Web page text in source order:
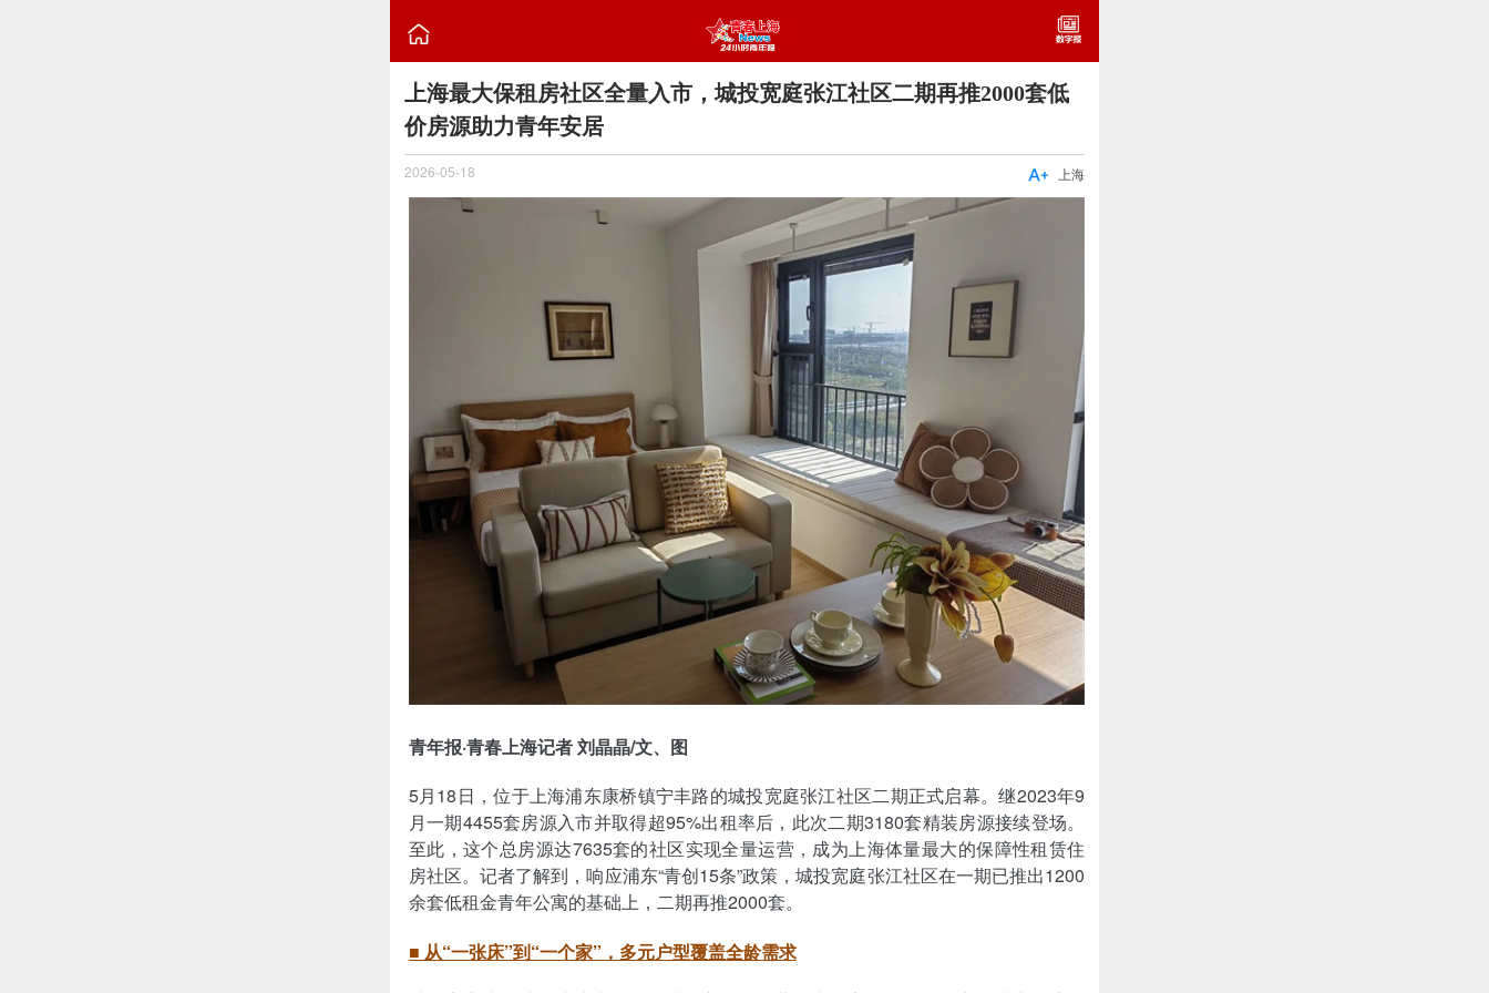

上海最大保租房社区全量入市，城投宽庭张江社区二期再推2000套低
价房源助力青年安居
2026-05-18 上海

青年报·青春上海记者 刘晶晶/文、图
5月18日，位于上海浦东康桥镇宁丰路的城投宽庭张江社区二期正式启幕。继2023年9
月一期4455套房源入市并取得超95%出租率后，此次二期3180套精装房源接续登场。
至此，这个总房源达7635套的社区实现全量运营，成为上海体量最大的保障性租赁住
房社区。记者了解到，响应浦东“青创15条”政策，城投宽庭张江社区在一期已推出1200
余套低租金青年公寓的基础上，二期再推2000套。
■ 从“一张床”到“一个家”，多元户型覆盖全龄需求